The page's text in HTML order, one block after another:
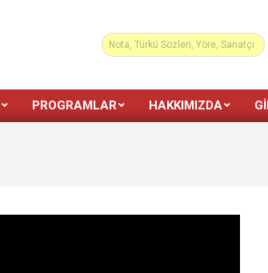
PROGRAMLAR HAKKIMIZDA